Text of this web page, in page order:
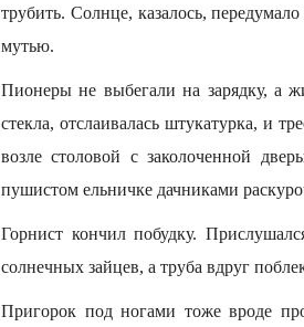
трубить. Солнце, казалось,
мутью.
Пионеры не выбегали на зарядку, а
стекла, отслаивалась штукатурка, и
возле столовой с заколоченной
пушистом ельничке дачниками
Горнист кончил побудку.
солнечных зайцев, а труба вдруг
Пригорок под ногами тоже вроде